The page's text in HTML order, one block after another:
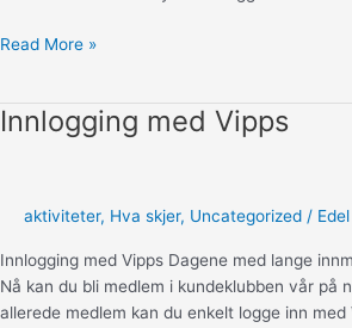
Oppskrift:
Read More »
Innlogging med Vipps
aktiviteter, Hva skjer, Uncategorized / Edel
Innlogging med Vipps Dagene med lange
Nå kan du bli medlem i kundeklubben vår på
allerede medlem kan du enkelt logge inn